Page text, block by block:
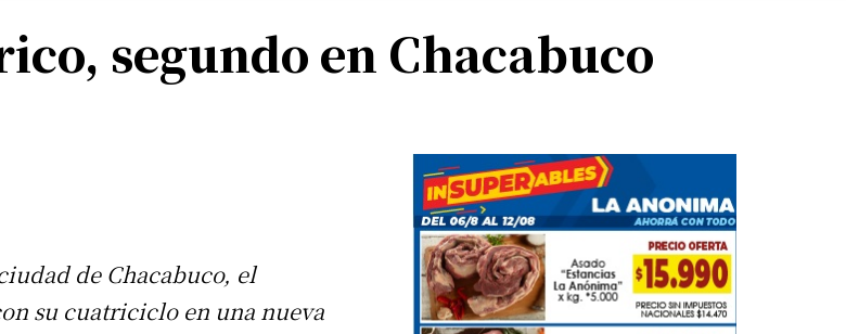
segundo en Chacabuco
de Chacabuco, el
su cuatriciclo en una nueva